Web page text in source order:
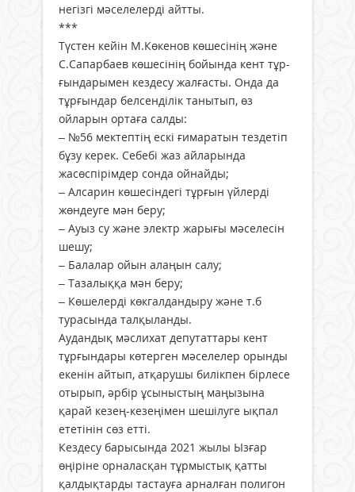
негізгі мәселелерді айтты.
***
Түстен кейін М.Көкенов көшесінің және
С.Сапарбаев көшесінің бойында кент тұр­
ғындарымен кездесу жалғасты. Онда да
тұрғындар белсенділік танытып, өз
ойларын ортаға салды:
– №56 мектептің ескі ғимаратын тездетіп
бұзу керек. Себебі жаз айларында
жасөспірімдер сонда ойнайды;
– Алсарин көшесіндегі тұрғын үйлерді
жөндеуге мән беру;
– Ауыз су және электр жарығы мәселесін
шешу;
– Балалар ойын алаңын салу;
– Тазалыққа мән беру;
– Көшелерді көкгалдандыру және т.б
турасында талқыланды.
Аудандық мәслихат депутаттары кент
тұрғындары көтерген мәселелер орынды
екенін айтып, атқарушы билікпен бірлесе
отырып, әрбір ұсыныстың маңызына
қарай кезең-кезеңімен шешілуге ықпал
ететінін сөз етті.
Кездесу барысында 2021 жылы Ызғар
өңіріне орналасқан тұрмыстық қатты
қалдықтарды тастауға арналған полигон